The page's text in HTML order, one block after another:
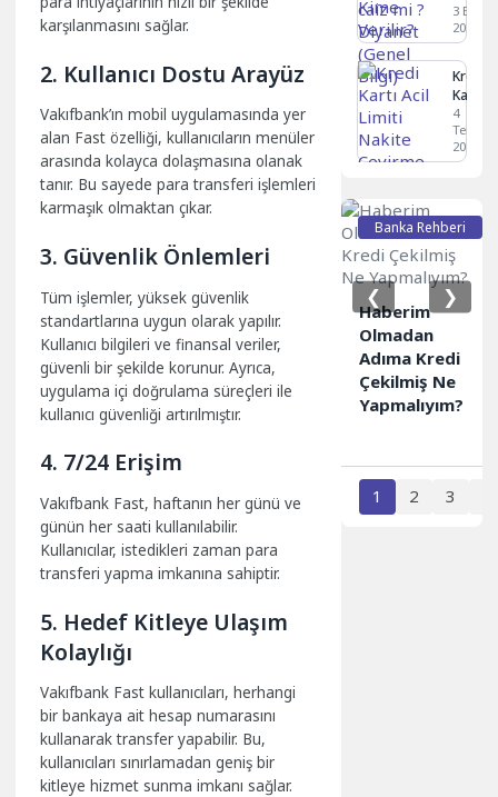
karşılanmasını sağlar.
2. Kullanıcı Dostu Arayüz
Vakıfbank’ın mobil uygulamasında yer
alan Fast özelliği, kullanıcıların menüler
arasında kolayca dolaşmasına olanak
tanır. Bu sayede para transferi işlemleri
karmaşık olmaktan çıkar.
3. Güvenlik Önlemleri
Tüm işlemler, yüksek güvenlik
standartlarına uygun olarak yapılır.
Kullanıcı bilgileri ve finansal veriler,
güvenli bir şekilde korunur. Ayrıca,
uygulama içi doğrulama süreçleri ile
kullanıcı güvenliği artırılmıştır.
4. 7/24 Erişim
Vakıfbank Fast, haftanın her günü ve
günün her saati kullanılabilir.
Kullanıcılar, istedikleri zaman para
transferi yapma imkanına sahiptir.
5. Hedef Kitleye Ulaşım
Kolaylığı
Vakıfbank Fast kullanıcıları, herhangi
bir bankaya ait hesap numarasını
kullanarak transfer yapabilir. Bu,
kullanıcıları sınırlamadan geniş bir
kitleye hizmet sunma imkanı sağlar.
(Genel
Bilgi)
3 Eylül
2024
Kredi
Kartı
Acil
Limiti
Nakite
4
2025
Banka Rehberi
Haberim
Olmadan
Adıma Kredi
Çekilmiş Ne
Yapmalıyım?
❮ ❯
1 2 3